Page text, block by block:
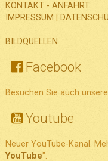
KONTAKT - ANFAHRT
IMPRESSUM
BILDQUELLEN
Facebook
Besuchen Sie auch
Youtube
Neuer YouTube-Kanal.
YouTube".